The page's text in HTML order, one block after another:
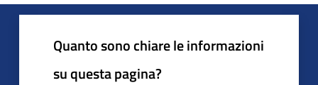
Quanto sono chiare le informazioni
su questa pagina?